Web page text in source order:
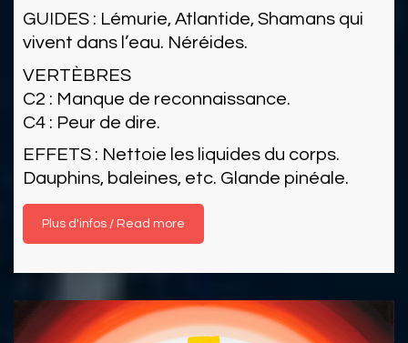
GUIDES : Lémurie, Atlantide, Shamans qui
vivent dans l’eau. Néréides.
VERTÈBRES
C2 : Manque de reconnaissance.
C4 : Peur de dire.
EFFETS : Nettoie les liquides du corps.
Dauphins, baleines, etc. Glande pinéale.
Read more